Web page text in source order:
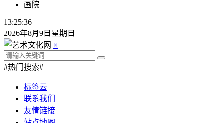
画院
13:25:37
2026年8月9日星期日
×
#热门搜索#
标签云
联系我们
友情链接